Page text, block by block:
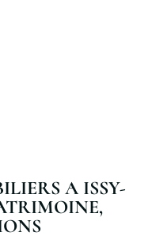
A ISSY-